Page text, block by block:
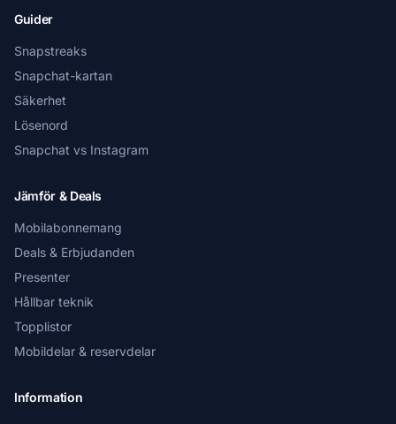
Guider
Snapstreaks
Snapchat-kartan
Säkerhet
Lösenord
Snapchat vs Instagram
Jämför & Deals
Mobilabonnemang
Deals & Erbjudanden
Presenter
Hållbar teknik
Topplistor
Mobildelar & reservdelar
Information